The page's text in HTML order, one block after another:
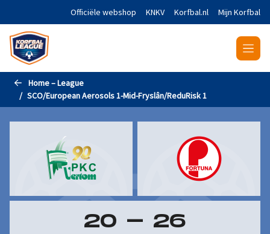
Naar de hoofdinhoud gaanOfficiële webshop KNKV Korfbal.nl Mijn Korfbal
Home – League
SCO/European Aerosols 1-Mid-Fryslân/ReduRisk 1
20 - 26